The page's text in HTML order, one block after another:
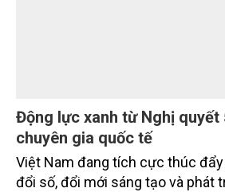
Động lực xanh từ Nghị quyết
chuyên gia quốc tế
Việt Nam đang tích cực thúc
đổi số, đổi mới sáng tạo và phát